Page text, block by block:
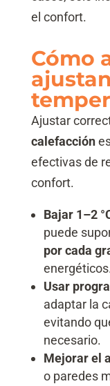
el confort.
Cómo
Ajustar
calefacción
efectivas de
confort.
Bajar 1–2
puede
por cada
Usar
adaptar la
evitando
necesario.
Mejorar el
o paredes